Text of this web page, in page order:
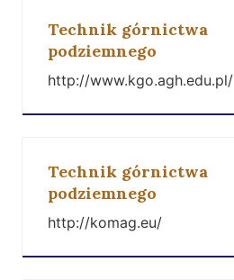
Technik górnictwa
podziemnego
http://www.kgo.agh.edu.pl/
Technik górnictwa
podziemnego
http://komag.eu/